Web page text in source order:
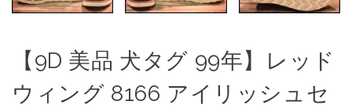
【9D 美品 犬タグ 99年】レッド
ウィング 8166 アイリッシュセ